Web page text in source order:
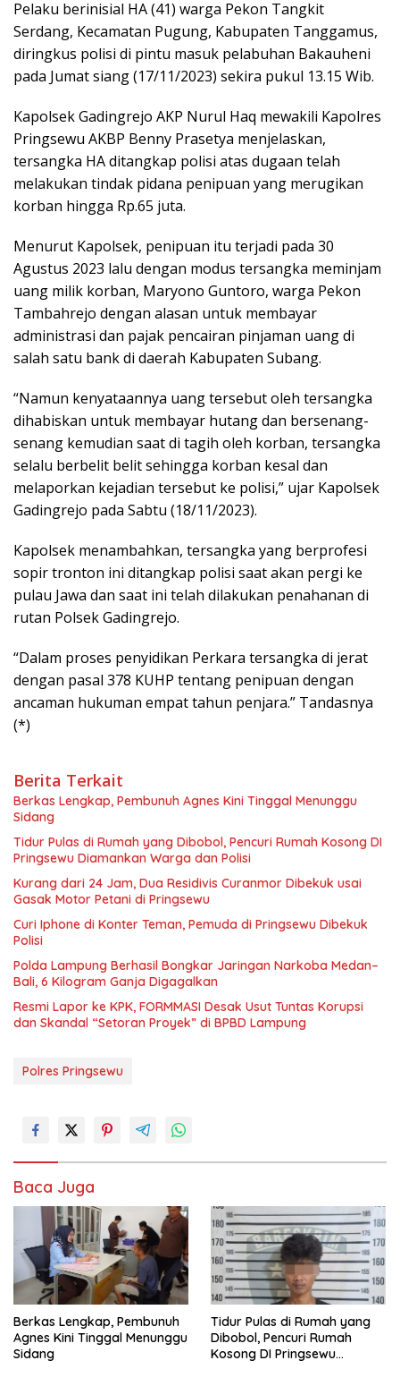
Pelaku berinisial HA (41) warga Pekon Tangkit
Serdang, Kecamatan Pugung, Kabupaten Tanggamus,
diringkus polisi di pintu masuk pelabuhan Bakauheni
pada Jumat siang (17/11/2023) sekira pukul 13.15 Wib.
Kapolsek Gadingrejo AKP Nurul Haq mewakili Kapolres
Pringsewu AKBP Benny Prasetya menjelaskan,
tersangka HA ditangkap polisi atas dugaan telah
melakukan tindak pidana penipuan yang merugikan
korban hingga Rp.65 juta.
Menurut Kapolsek, penipuan itu terjadi pada 30
Agustus 2023 lalu dengan modus tersangka meminjam
uang milik korban, Maryono Guntoro, warga Pekon
Tambahrejo dengan alasan untuk membayar
administrasi dan pajak pencairan pinjaman uang di
salah satu bank di daerah Kabupaten Subang.
“Namun kenyataannya uang tersebut oleh tersangka
dihabiskan untuk membayar hutang dan bersenang-
senang kemudian saat di tagih oleh korban, tersangka
selalu berbelit belit sehingga korban kesal dan
melaporkan kejadian tersebut ke polisi,” ujar Kapolsek
Gadingrejo pada Sabtu (18/11/2023).
Kapolsek menambahkan, tersangka yang berprofesi
sopir tronton ini ditangkap polisi saat akan pergi ke
pulau Jawa dan saat ini telah dilakukan penahanan di
rutan Polsek Gadingrejo.
“Dalam proses penyidikan Perkara tersangka di jerat
dengan pasal 378 KUHP tentang penipuan dengan
ancaman hukuman empat tahun penjara.” Tandasnya
(*)
Berita Terkait
Berkas Lengkap, Pembunuh Agnes Kini Tinggal Menunggu
Sidang
Tidur Pulas di Rumah yang Dibobol, Pencuri Rumah Kosong DI
Pringsewu Diamankan Warga dan Polisi
Kurang dari 24 Jam, Dua Residivis Curanmor Dibekuk usai
Gasak Motor Petani di Pringsewu
Curi Iphone di Konter Teman, Pemuda di Pringsewu Dibekuk
Polisi
Polda Lampung Berhasil Bongkar Jaringan Narkoba Medan–
Bali, 6 Kilogram Ganja Digagalkan
Resmi Lapor ke KPK, FORMMASI Desak Usut Tuntas Korupsi
dan Skandal “Setoran Proyek” di BPBD Lampung
Polres Pringsewu
Baca Juga
Berkas Lengkap, Pembunuh
Agnes Kini Tinggal Menunggu
Sidang
Tidur Pulas di Rumah yang
Dibobol, Pencuri Rumah
Kosong DI Pringsewu